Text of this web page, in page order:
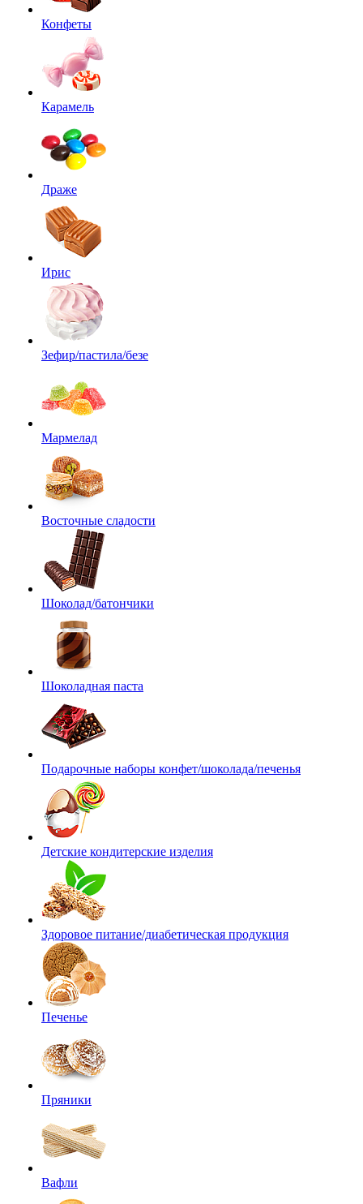
Конфеты
Карамель
Драже
Ирис
Зефир/пастила/безе
Мармелад
Восточные сладости
Шоколад/батончики
Шоколадная паста
Подарочные наборы конфет/шоколада/печенья
Детские кондитерские изделия
Здоровое питание/диабетическая продукция
Печенье
Пряники
Вафли